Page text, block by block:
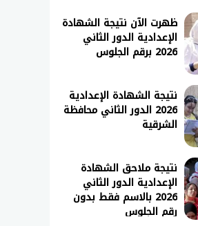
ظهرت الآن نتيجة الشهادة
الإعدادية الدور الثاني
2026 برقم الجلوس
نتيجة الشهادة الإعدادية
2026 الدور الثاني محافظة
الشرقية
نتيجة ملاحق الشهادة
الإعدادية الدور الثاني
2026 بالاسم فقط بدون
رقم الجلوس